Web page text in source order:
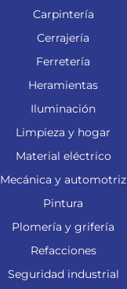
Carpintería
Cerrajería
Ferretería
Heramientas
Iluminación
Limpieza y hogar
Material eléctrico
Mecánica y automotriz
Pintura
Plomería y grifería
Refacciones
Seguridad industrial